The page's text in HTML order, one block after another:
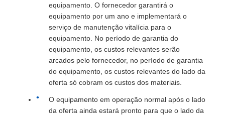
equipamento. O fornecedor garantirá o
equipamento por um ano e implementará o
serviço de manutenção vitalícia para o
equipamento. No período de garantia do
equipamento, os custos relevantes serão
arcados pelo fornecedor, no período de garantia
do equipamento, os custos relevantes do lado da
oferta só cobram os custos dos materiais.
O equipamento em operação normal após o lado
da oferta ainda estará pronto para que o lado da